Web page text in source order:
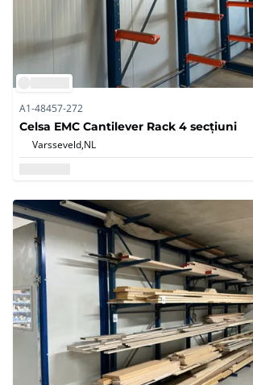
A1-48457-272
Celsa EMC Cantilever Rack 4 secțiuni
Varsseveld,NL